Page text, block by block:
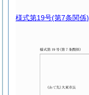
様式第19号(第7条関係)